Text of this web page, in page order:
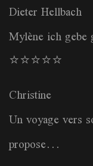
Dieter Hellbach
Mylène ich
⭐️⭐️⭐️⭐️⭐️
Christine
Un voyage vers
propose...